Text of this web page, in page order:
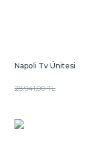
Napoli Tv Ünitesi
28.941,00 TL